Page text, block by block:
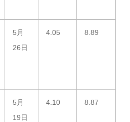
5月
26日
4.05 8.89
5月
19日
4.10 8.87